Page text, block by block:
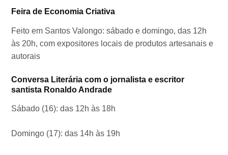
Feira de Economia Criativa
Feito em Santos Valongo: sábado e domingo, das 12h
às 20h, com expositores locais de produtos artesanais e
autorais
Conversa Literária com o jornalista e escritor
santista Ronaldo Andrade
Sábado (16): das 12h às 18h
Domingo (17): das 14h às 19h